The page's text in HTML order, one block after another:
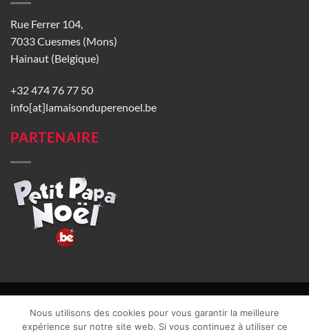
Rue Ferrer 104,
7033 Cuesmes (Mons)
Hainaut (Belgique)
+32 474 76 77 50
info[at]lamaisonduperenoel.be
PARTENAIRE
CGU| Vie privée| TVA : BE0840965749 | Site web réalisé par
Nous utilisons des cookies pour vous garantir la meilleure
expérience sur notre site web. Si vous continuez à utiliser ce